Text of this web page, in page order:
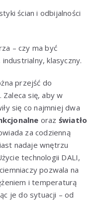
ścian i odbijalności
– czy ma być
klasyczny.
przejść do
Zaleca się, aby w
się co najmniej dwa
oraz światło
za codzienną
nadaje wnętrzu
technologii DALI,
pozwala na
i temperaturą
je do sytuacji – od